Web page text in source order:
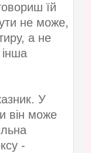
їй
не може,
а не
У
він може
-